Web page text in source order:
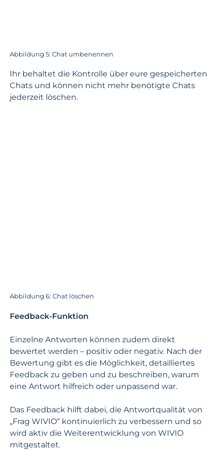
Abbildung 5: Chat umbenennen
Ihr behaltet die Kontrolle über eure gespeicherten
Chats und können nicht mehr benötigte Chats
jederzeit löschen.
Abbildung 6: Chat löschen
Feedback-Funktion
Einzelne Antworten können zudem direkt
bewertet werden – positiv oder negativ. Nach der
Bewertung gibt es die Möglichkeit, detailliertes
Feedback zu geben und zu beschreiben, warum
eine Antwort hilfreich oder unpassend war.
Das Feedback hilft dabei, die Antwortqualität von
„Frag WIVIO“ kontinuierlich zu verbessern und so
wird aktiv die Weiterentwicklung von WIVIO
mitgestaltet.